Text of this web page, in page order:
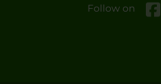
Follow on